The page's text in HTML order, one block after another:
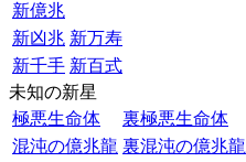
新億兆
新凶兆 新万寿
新千手 新百式
未知の新星
極悪生命体
裏極悪生命体
混沌の億兆龍 裏混沌の億兆龍